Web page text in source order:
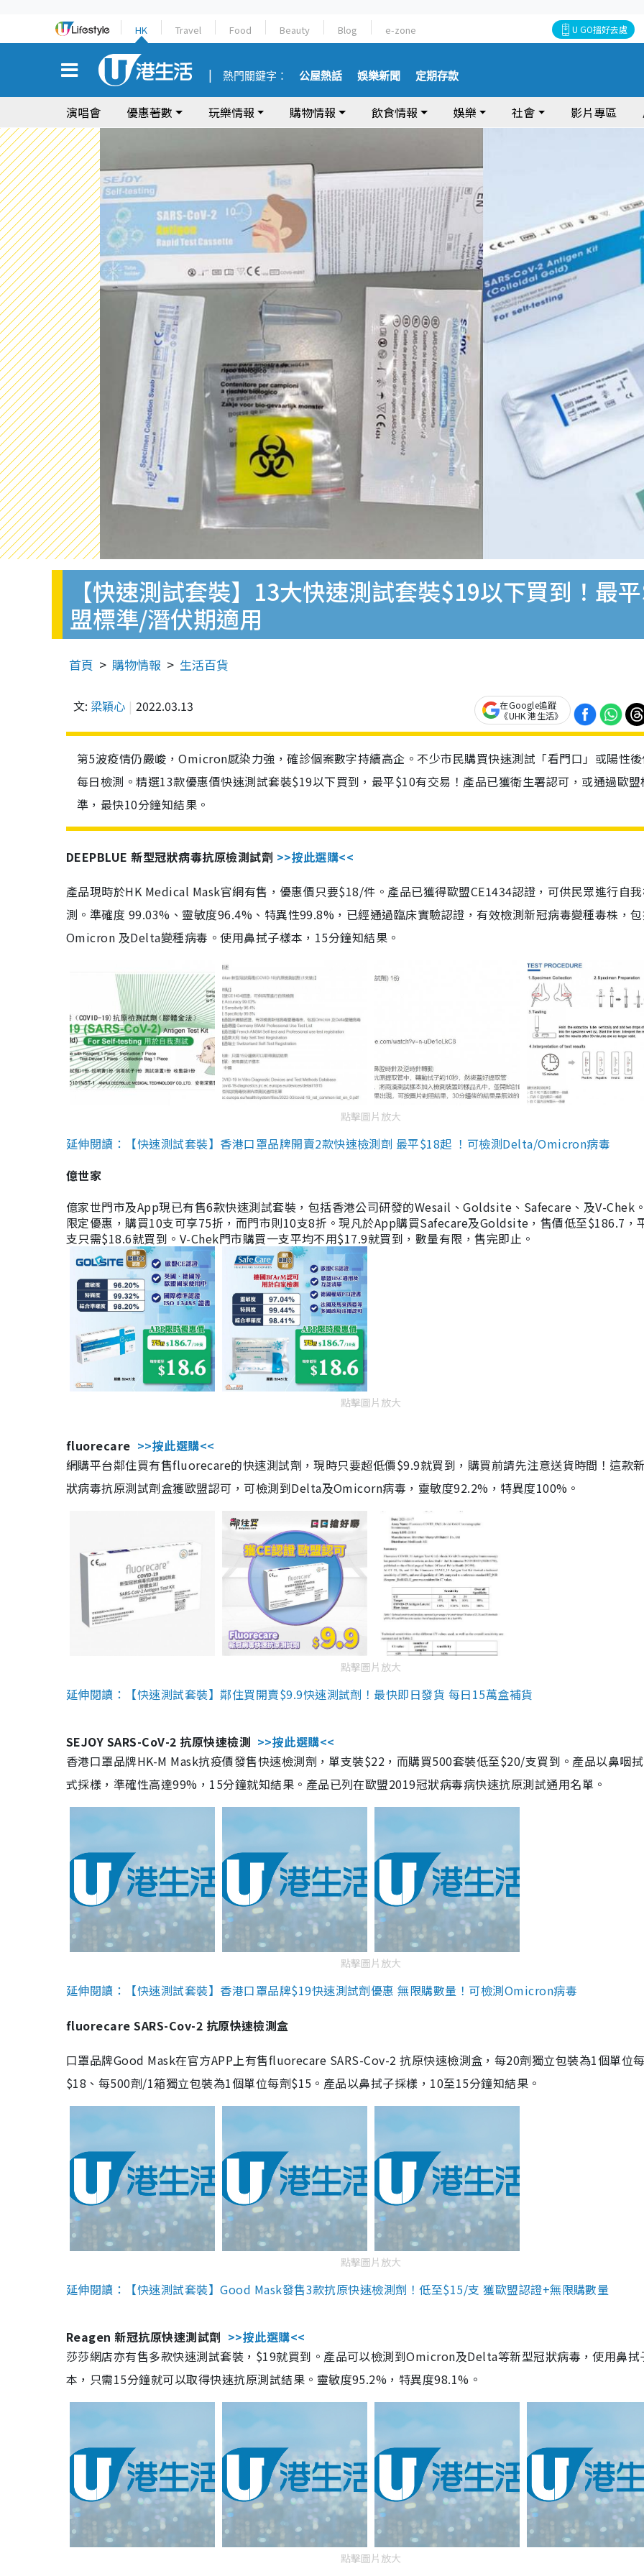
HK Travel Food Beauty Blog e-zone U GO搵好去處
熱門關鍵字： 公屋熱話 娛樂新聞 定期存款
演唱會 優惠著數 玩樂情報 購物情報 飲食情報 娛樂 社會 影片專區
【快速測試套裝】13大快速測試套裝$19以下買到！最
盟標準/潛伏期適用
首頁 購物情報 生活百貨
文: 梁穎心 2022.03.13
在Google追蹤
《UHK 港生活》
第5波疫情仍嚴峻，Omicron感染力強，確診個案數字持續高企。不少市民購買快速測試「看門口」或陽性
每日檢測。精選13款優惠價快速測試套裝$19以下買到，最平$10有交易！產品已獲衛生署認可，或通過歐盟
準，最快10分鐘知結果。
DEEPBLUE 新型冠狀病毒抗原檢測試劑 >>按此選購<<
產品現時於HK Medical Mask官網有售，優惠價只要$18/件。產品已獲得歐盟CE1434認證，可供民眾進行自
測。準確度 99.03%、靈敏度96.4%、特異性99.8%，已經通過臨床實驗認證，有效檢測新冠病毒變種毒株，
Omicron 及Delta變種病毒。使用鼻拭子樣本，15分鐘知結果。
點擊圖片放大
延伸閱讀：【快速測試套裝】香港口罩品牌開賣2款快速檢測劑 最平$18起 ！可檢測Delta/Omicron病毒
億世家
億家世門市及App現已有售6款快速測試套裝，包括香港公司研發的Wesail、Goldsite、Safecare、及V-Chek
限定優惠，購買10支可享75折，而門市則10支8折。現凡於App購買Safecare及Goldsite，售價低至$186.7，
支只需$18.6就買到。V-Chek門市購買一支平均不用$17.9就買到，數量有限，售完即止。
點擊圖片放大
fluorecare >>按此選購<<
網購平台鄰住買有售fluorecare的快速測試劑，現時只要超低價$9.9就買到，購買前請先注意送貨時間！這款
狀病毒抗原測試劑盒獲歐盟認可，可檢測到Delta及Omicorn病毒，靈敏度92.2%，特異度100%。
點擊圖片放大
延伸閱讀：【快速測試套裝】鄰住買開賣$9.9快速測試劑！最快即日發貨 每日15萬盒補貨
SEJOY SARS-CoV-2 抗原快速檢測 >>按此選購<<
香港口罩品牌HK-M Mask抗疫價發售快速檢測劑，單支裝$22，而購買500套裝低至$20/支買到。產品以鼻咽
式採樣，準確性高達99%，15分鐘就知結果。產品已列在歐盟2019冠狀病毒病快速抗原測試通用名單。
點擊圖片放大
延伸閱讀：【快速測試套裝】香港口罩品牌$19快速測試劑優惠 無限購數量！可檢測Omicron病毒
fluorecare SARS-Cov-2 抗原快速檢測盒
口罩品牌Good Mask在官方APP上有售fluorecare SARS-Cov-2 抗原快速檢測盒，每20劑獨立包裝為1個單位
$18、每500劑/1箱獨立包裝為1個單位每劑$15。產品以鼻拭子採樣，10至15分鐘知結果。
點擊圖片放大
延伸閱讀：【快速測試套裝】Good Mask發售3款抗原快速檢測劑！低至$15/支 獲歐盟認證+無限購數量
Reagen 新冠抗原快速測試劑 >>按此選購<<
莎莎網店亦有售多款快速測試套裝，$19就買到。產品可以檢測到Omicron及Delta等新型冠狀病毒，使用鼻拭
本，只需15分鐘就可以取得快速抗原測試結果。靈敏度95.2%，特異度98.1%。
點擊圖片放大